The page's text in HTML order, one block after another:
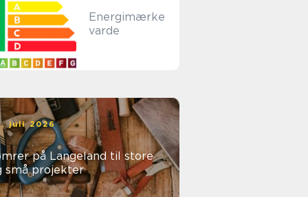
Energimærke
varde
juli 2026
på Langeland til store
små projekter